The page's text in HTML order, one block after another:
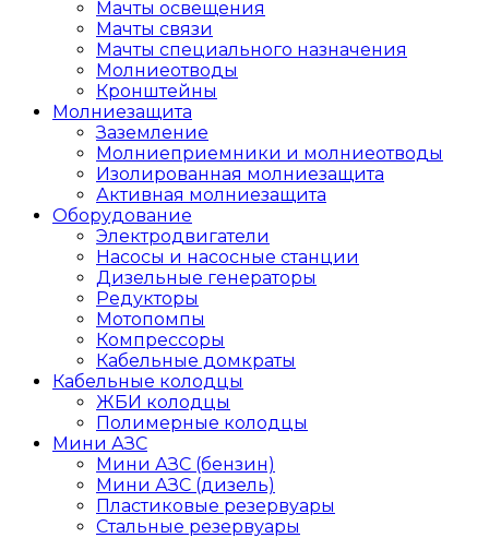
Мачты освещения
Мачты связи
Мачты специального назначения
Молниеотводы
Кронштейны
Молниезащита
Заземление
Молниеприемники и молниеотводы
Изолированная молниезащита
Активная молниезащита
Оборудование
Электродвигатели
Насосы и насосные станции
Дизельные генераторы
Редукторы
Мотопомпы
Компрессоры
Кабельные домкраты
Кабельные колодцы
ЖБИ колодцы
Полимерные колодцы
Мини АЗС
Мини АЗС (бензин)
Мини АЗС (дизель)
Пластиковые резервуары
Стальные резервуары